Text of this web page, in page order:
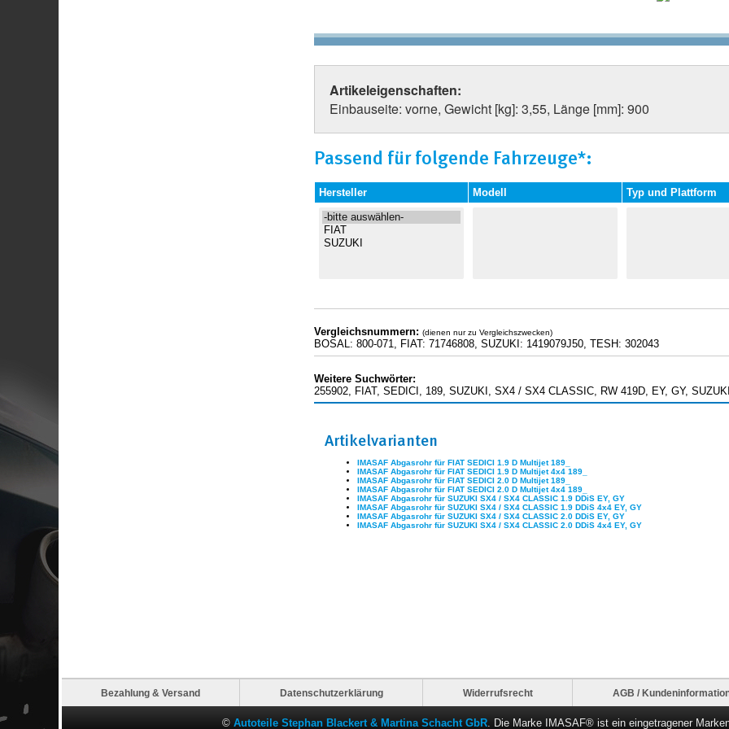
Artikeleigenschaften:
Einbauseite: vorne, Gewicht [kg]: 3,55, Länge [mm]: 900
Passend für folgende Fahrzeuge*:
Hersteller Modell Typ und Plattform
Vergleichsnummern: (dienen nur zu Vergleichszwecken)
BOSAL: 800-071, FIAT: 71746808, SUZUKI: 1419079J50, TESH: 302043
Weitere Suchwörter:
255902, FIAT, SEDICI, 189, SUZUKI, SX4 / SX4 CLASSIC, RW 419D, EY, GY,
Artikelvarianten
IMASAF Abgasrohr für FIAT SEDICI 1.9 D Multijet 189_
IMASAF Abgasrohr für FIAT SEDICI 1.9 D Multijet 4x4 189_
IMASAF Abgasrohr für FIAT SEDICI 2.0 D Multijet 189_
IMASAF Abgasrohr für FIAT SEDICI 2.0 D Multijet 4x4 189_
IMASAF Abgasrohr für SUZUKI SX4 / SX4 CLASSIC 1.9 DDiS EY, GY
IMASAF Abgasrohr für SUZUKI SX4 / SX4 CLASSIC 1.9 DDiS 4x4 EY, GY
IMASAF Abgasrohr für SUZUKI SX4 / SX4 CLASSIC 2.0 DDiS EY, GY
IMASAF Abgasrohr für SUZUKI SX4 / SX4 CLASSIC 2.0 DDiS 4x4 EY, GY
Bezahlung & Versand Datenschutzerklärung Widerrufsrecht AGB /
© Autoteile Stephan Blackert & Martina Schacht GbR. Die Marke IMASAF® ist ein eingetragener